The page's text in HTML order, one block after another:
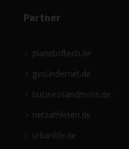
Partner
planetoftech.de
gesündernet.de
businessandmore.de
netzathleten.de
urbanlife.de